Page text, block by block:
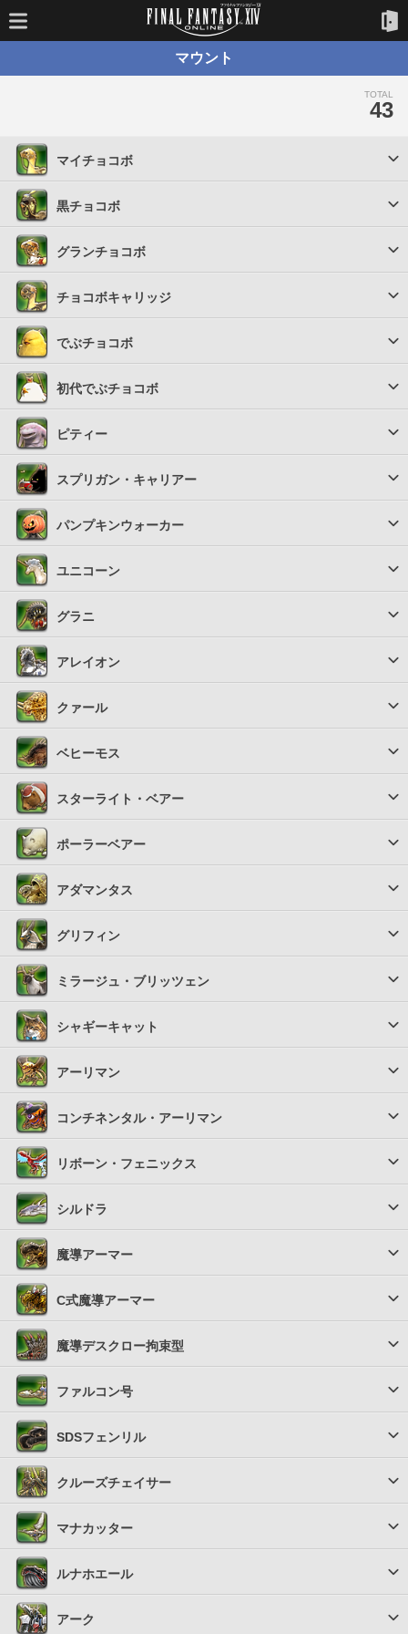
マウント
TOTAL
43
マイチョコボ
黒チョコボ
グランチョコボ
チョコボキャリッジ
でぶチョコボ
初代でぶチョコボ
ピティー
スプリガン・キャリアー
パンプキンウォーカー
ユニコーン
グラニ
アレイオン
クァール
ベヒーモス
スターライト・ベアー
ポーラーベアー
アダマンタス
グリフィン
ミラージュ・ブリッツェン
シャギーキャット
アーリマン
コンチネンタル・アーリマン
リボーン・フェニックス
シルドラ
魔導アーマー
C式魔導アーマー
魔導デスクロー拘束型
ファルコン号
SDSフェンリル
クルーズチェイサー
マナカッター
ルナホエール
アーク